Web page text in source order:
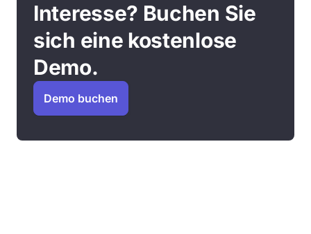
Interesse? Buchen Sie
sich eine kostenlose
Demo.
Demo buchen